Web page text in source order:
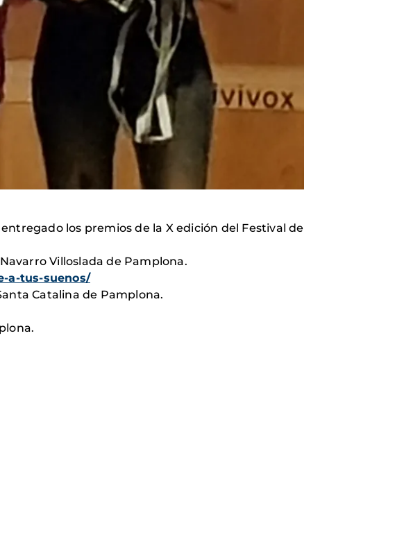
los premios de la X edición del Festival de
Villoslada de Pamplona.
a-tus-suenos/
Catalina de Pamplona.